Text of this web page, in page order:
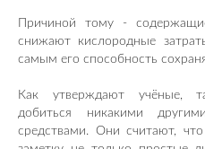
Причиной тому -
снижают кислородные
самым его способность
Как утверждают учёные,
добиться никакими
средствами. Они считают,